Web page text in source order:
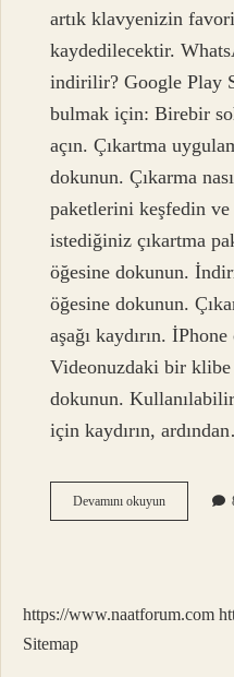
artık klavyenizin
kaydedilecektir.
indirilir? Google Play
bulmak için: Birebir
açın. Çıkartma
dokunun. Çıkarma
paketlerini keşfedin
istediğiniz çıkartma
öğesine dokunun.
öğesine dokunun.
aşağı kaydırın.
Videonuzdaki bir
dokunun.
için kaydırın,
Devamını okuyunÇıkartma
Nasıl
https://www.naatforum.com
Sitemap